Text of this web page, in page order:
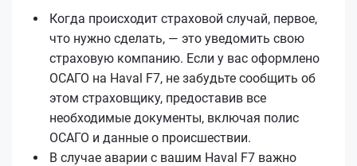
Когда происходит страховой случай, первое,
что нужно сделать, — это уведомить свою
страховую компанию. Если у вас оформлено
ОСАГО на Haval F7, не забудьте сообщить об
этом страховщику, предоставив все
необходимые документы, включая полис
ОСАГО и данные о происшествии.
В случае аварии с вашим Haval F7 важно